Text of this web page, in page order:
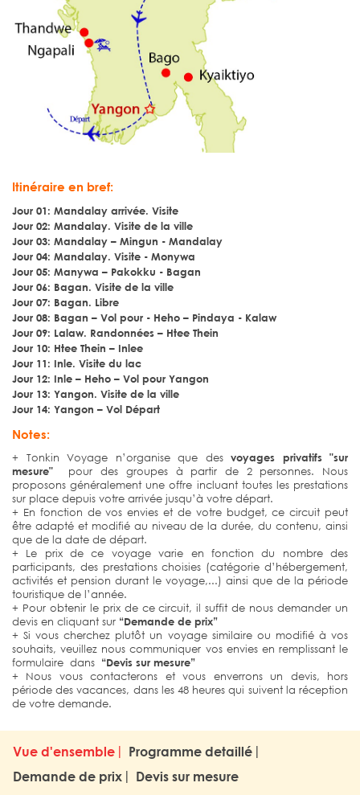
Itinéraire en bref:
Jour 01: Mandalay arrivée. Visite
Jour 02: Mandalay. Visite de la ville
Jour 03: Mandalay – Mingun - Mandalay
Jour 04: Mandalay. Visite - Monywa
Jour 05: Manywa – Pakokku - Bagan
Jour 06: Bagan. Visite de la ville
Jour 07: Bagan. Libre
Jour 08: Bagan – Vol pour - Heho – Pindaya - Kalaw
Jour 09: Lalaw. Randonnées – Htee Thein
Jour 10: Htee Thein – Inlee
Jour 11: Inle. Visite du lac
Jour 12: Inle – Heho – Vol pour Yangon
Jour 13: Yangon. Visite de la ville
Jour 14: Yangon – Vol Départ
Notes:
+ Tonkin Voyage n’organise que des voyages privatifs "sur
mesure" pour des groupes à partir de 2 personnes. Nous
proposons généralement une offre incluant toutes les prestations
sur place depuis votre arrivée jusqu’à votre départ.
+ En fonction de vos envies et de votre budget, ce circuit peut
être adapté et modifié au niveau de la durée, du contenu, ainsi
que de la date de départ.
+ Le prix de ce voyage varie en fonction du nombre des
participants, des prestations choisies (catégorie d’hébergement,
activités et pension durant le voyage,...) ainsi que de la période
touristique de l’année.
+ Pour obtenir le prix de ce circuit, il suffit de nous demander un
devis en cliquant sur “Demande de prix”
+ Si vous cherchez plutôt un voyage similaire ou modifié à vos
souhaits, veuillez nous communiquer vos envies en remplissant le
formulaire dans “Devis sur mesure”
+ Nous vous contacterons et vous enverrons un devis, hors
période des vacances, dans les 48 heures qui suivent la réception
de votre demande.
Vue d'ensemble
Programme detaillé
Demande de prix
Devis sur mesure